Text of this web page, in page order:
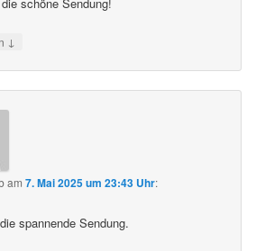
schöne Sendung!
↓
am7. Mai 2025 um 23:43 Uhr:
spannende Sendung.